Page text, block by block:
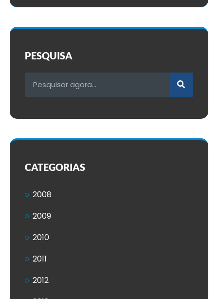
PESQUISA
CATEGORIAS
2008
2009
2010
2011
2012